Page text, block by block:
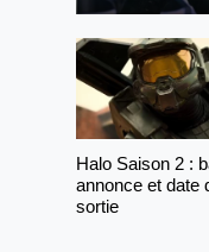
Halo Saison 2 :
annonce et date
sortie